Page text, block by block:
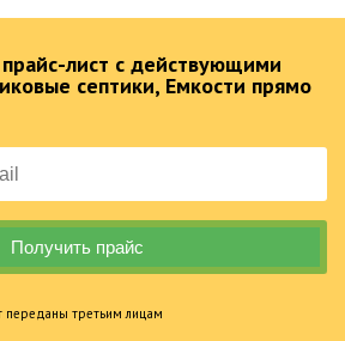
лист с действующими
септики, Емкости прямо
переданы третьим лицам